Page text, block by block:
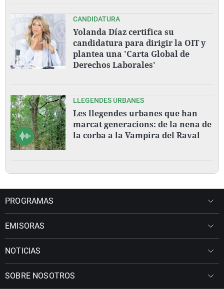
CANDIDATURA
Yolanda Díaz certifica su
candidatura para dirigir la OIT y
plantea una 'Carta Global de
Derechos Laborales'
LLEGENDES URBANES
Les llegendes urbanes que han
marcat generacions: de la nena de
la corba a la Vampira del Raval
PROGRAMAS
EMISORAS
NOTICIAS
SOBRE NOSOTROS